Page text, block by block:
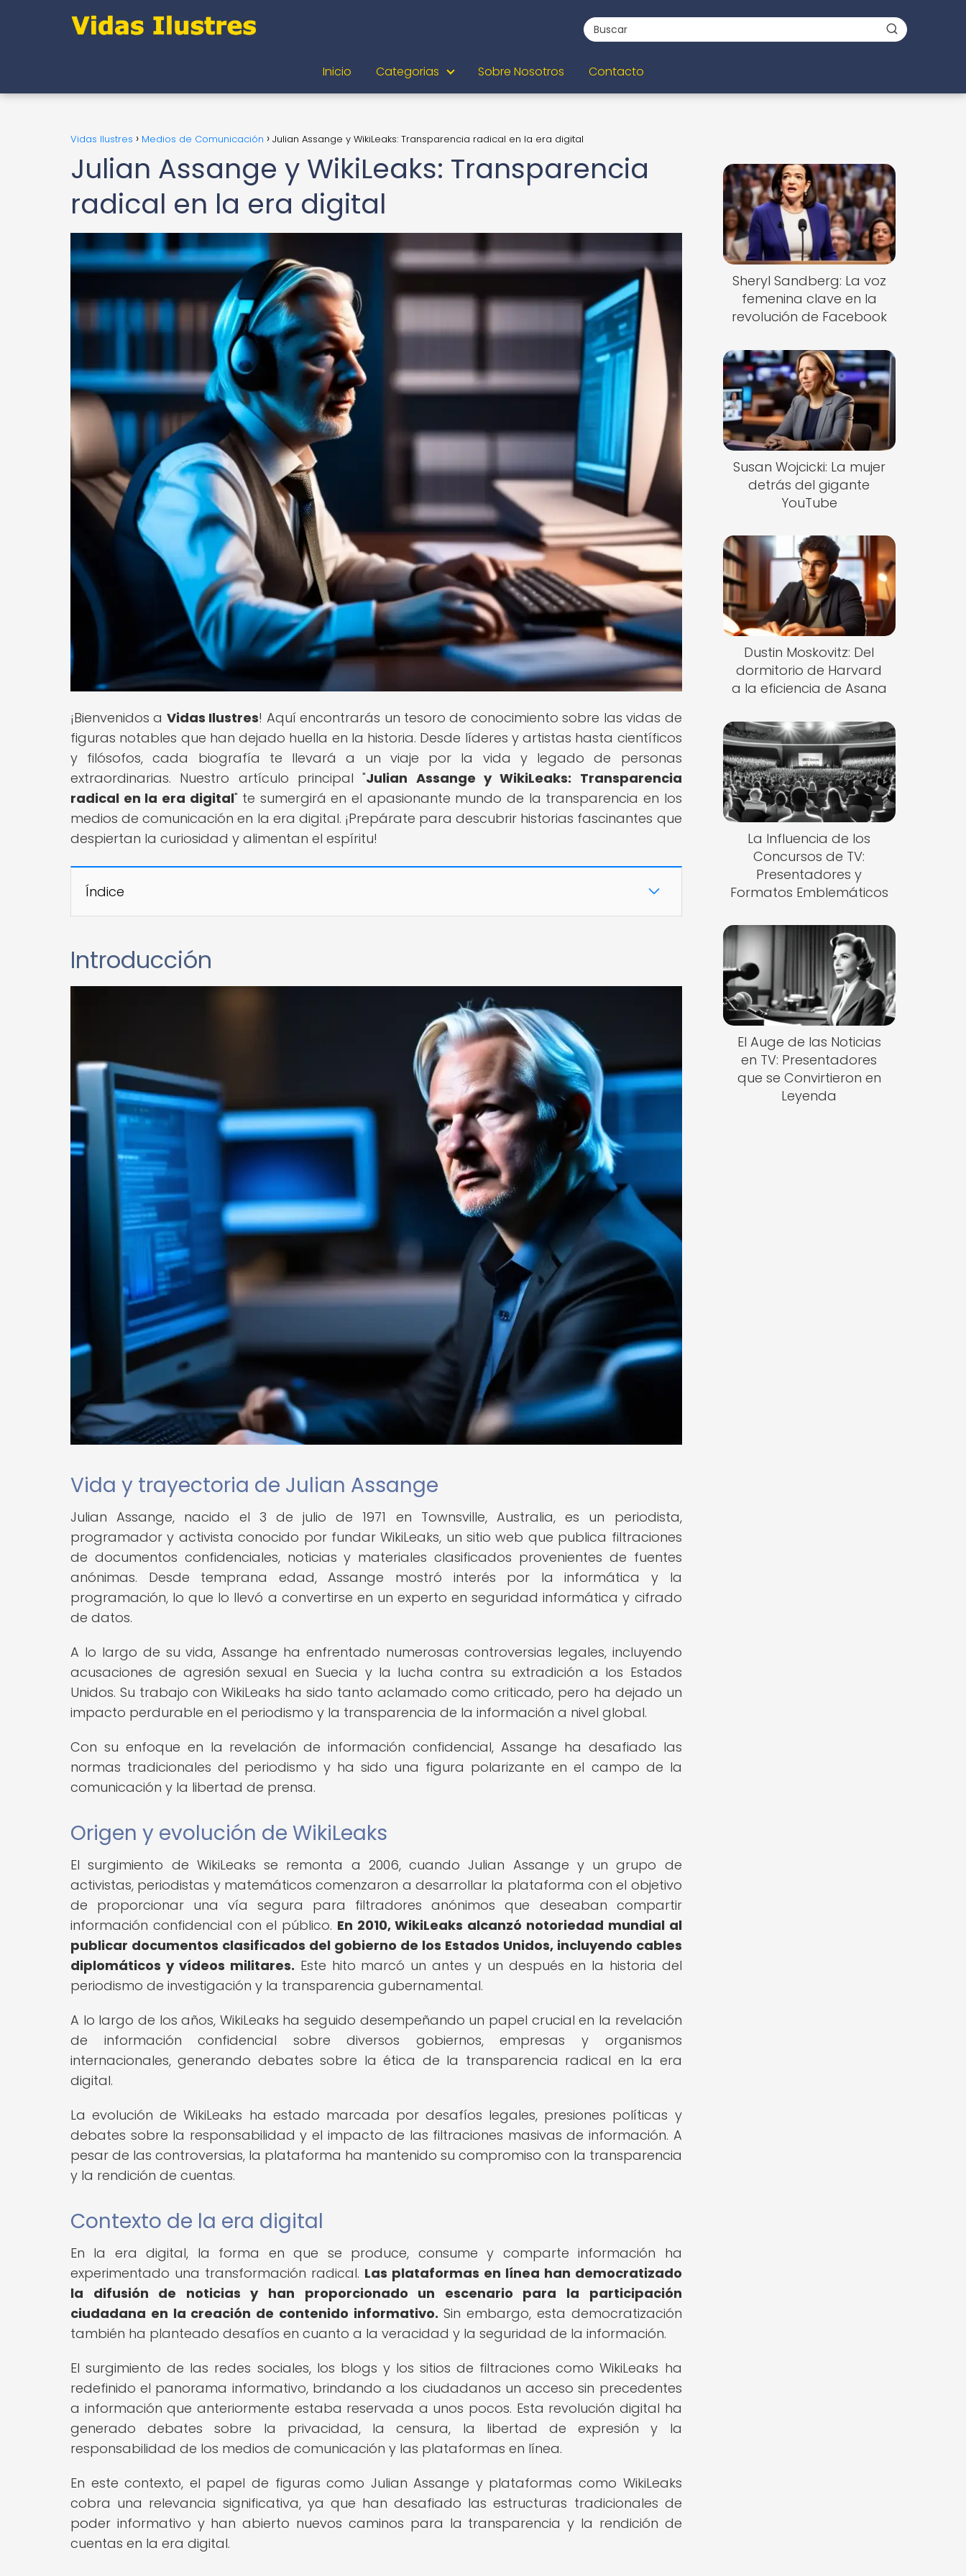
Inicio Categorias Sobre Nosotros Contacto
Vidas Ilustres Medios de Comunicación Julian Assange y WikiLeaks: Transparencia radical en la era digital
Julian Assange y WikiLeaks: Transparencia
radical en la era digital
¡Bienvenidos a Vidas Ilustres! Aquí encontrarás un tesoro de conocimiento sobre las vidas de
figuras notables que han dejado huella en la historia. Desde líderes y artistas hasta científicos
y filósofos, cada biografía te llevará a un viaje por la vida y legado de personas
extraordinarias. Nuestro artículo principal "Julian Assange y WikiLeaks: Transparencia
radical en la era digital" te sumergirá en el apasionante mundo de la transparencia en los
medios de comunicación en la era digital. ¡Prepárate para descubrir historias fascinantes que
despiertan la curiosidad y alimentan el espíritu!
Índice
Introducción
Vida y trayectoria de Julian Assange
Julian Assange, nacido el 3 de julio de 1971 en Townsville, Australia, es un periodista,
programador y activista conocido por fundar WikiLeaks, un sitio web que publica filtraciones
de documentos confidenciales, noticias y materiales clasificados provenientes de fuentes
anónimas. Desde temprana edad, Assange mostró interés por la informática y la
programación, lo que lo llevó a convertirse en un experto en seguridad informática y cifrado
de datos.
A lo largo de su vida, Assange ha enfrentado numerosas controversias legales, incluyendo
acusaciones de agresión sexual en Suecia y la lucha contra su extradición a los Estados
Unidos. Su trabajo con WikiLeaks ha sido tanto aclamado como criticado, pero ha dejado un
impacto perdurable en el periodismo y la transparencia de la información a nivel global.
Con su enfoque en la revelación de información confidencial, Assange ha desafiado las
normas tradicionales del periodismo y ha sido una figura polarizante en el campo de la
comunicación y la libertad de prensa.
Origen y evolución de WikiLeaks
El surgimiento de WikiLeaks se remonta a 2006, cuando Julian Assange y un grupo de
activistas, periodistas y matemáticos comenzaron a desarrollar la plataforma con el objetivo
de proporcionar una vía segura para filtradores anónimos que deseaban compartir
información confidencial con el público. En 2010, WikiLeaks alcanzó notoriedad mundial al
publicar documentos clasificados del gobierno de los Estados Unidos, incluyendo cables
diplomáticos y vídeos militares. Este hito marcó un antes y un después en la historia del
periodismo de investigación y la transparencia gubernamental.
A lo largo de los años, WikiLeaks ha seguido desempeñando un papel crucial en la revelación
de información confidencial sobre diversos gobiernos, empresas y organismos
internacionales, generando debates sobre la ética de la transparencia radical en la era
digital.
La evolución de WikiLeaks ha estado marcada por desafíos legales, presiones políticas y
debates sobre la responsabilidad y el impacto de las filtraciones masivas de información. A
pesar de las controversias, la plataforma ha mantenido su compromiso con la transparencia
y la rendición de cuentas.
Contexto de la era digital
En la era digital, la forma en que se produce, consume y comparte información ha
experimentado una transformación radical. Las plataformas en línea han democratizado
la difusión de noticias y han proporcionado un escenario para la participación
ciudadana en la creación de contenido informativo. Sin embargo, esta democratización
también ha planteado desafíos en cuanto a la veracidad y la seguridad de la información.
El surgimiento de las redes sociales, los blogs y los sitios de filtraciones como WikiLeaks ha
redefinido el panorama informativo, brindando a los ciudadanos un acceso sin precedentes
a información que anteriormente estaba reservada a unos pocos. Esta revolución digital ha
generado debates sobre la privacidad, la censura, la libertad de expresión y la
responsabilidad de los medios de comunicación y las plataformas en línea.
En este contexto, el papel de figuras como Julian Assange y plataformas como WikiLeaks
cobra una relevancia significativa, ya que han desafiado las estructuras tradicionales de
poder informativo y han abierto nuevos caminos para la transparencia y la rendición de
cuentas en la era digital.
Sheryl Sandberg: La voz
femenina clave en la
revolución de Facebook
Susan Wojcicki: La mujer
detrás del gigante
YouTube
Dustin Moskovitz: Del
dormitorio de Harvard
a la eficiencia de Asana
La Influencia de los
Concursos de TV:
Presentadores y
Formatos Emblemáticos
El Auge de las Noticias
en TV: Presentadores
que se Convirtieron en
Leyenda